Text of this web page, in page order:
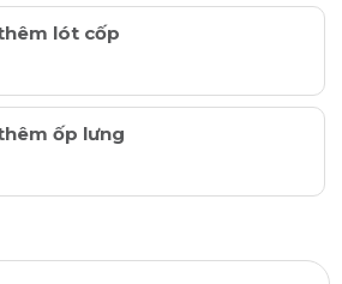
lót cốp
ốp lưng